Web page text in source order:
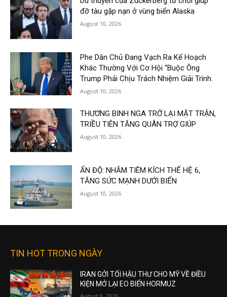
đỡ tàu gặp nạn ở vùng biển Alaska
August 10, 2026
Phe Dân Chủ Đang Vạch Ra Kế Hoạch
Khác Thường Với Cơ Hội “Buộc Ông
Trump Phải Chịu Trách Nhiệm Giải Trình.
August 10, 2026
THƯƠNG BINH NGA TRỞ LẠI MẶT TRẬN,
TRIỀU TIÊN TĂNG QUÂN TRỢ GIÚP
August 10, 2026
ẤN ĐỘ: NHẮM TIÊM KÍCH THẾ HỆ 6,
TĂNG SỨC MẠNH DƯỚI BIỂN
August 10, 2026
TIN HOT TRONG NGÀY
IRAN GỞI TỐI HẬU THƯ CHO MỸ VỀ ĐIỀU
KIỆN MỞ LẠI EO BIỂN HORMUZ